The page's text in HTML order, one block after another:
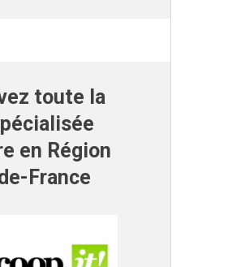
toute la
en Région
France